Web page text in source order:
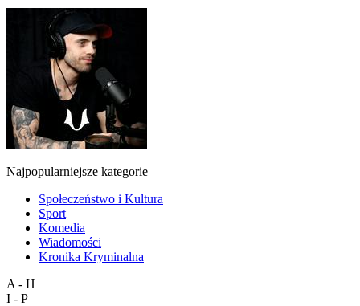
Najpopularniejsze kategorie
Społeczeństwo i Kultura
Sport
Komedia
Wiadomości
Kronika Kryminalna
A - H
I - P